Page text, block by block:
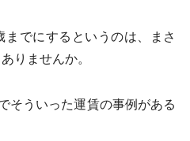
でにするというのは、まさ
りませんか。
ういった運賃の事例がある